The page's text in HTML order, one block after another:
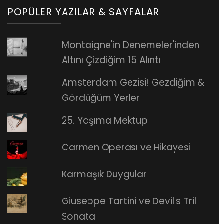
POPÜLER YAZILAR & SAYFALAR
Montaigne'in Denemeler'inden
Altını Çizdiğim 15 Alıntı
Amsterdam Gezisi! Gezdiğim &
Gördüğüm Yerler
25. Yaşıma Mektup
Carmen Operası ve Hikayesi
Karmaşık Duygular
Giuseppe Tartini ve Devil's Trill
Sonata